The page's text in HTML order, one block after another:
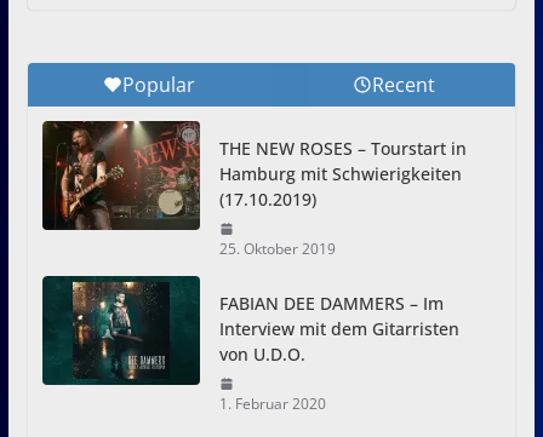
Popular Recent
THE NEW ROSES – Tourstart in
Hamburg mit Schwierigkeiten
(17.10.2019)
25. Oktober 2019
FABIAN DEE DAMMERS – Im
Interview mit dem Gitarristen
von U.D.O.
1. Februar 2020